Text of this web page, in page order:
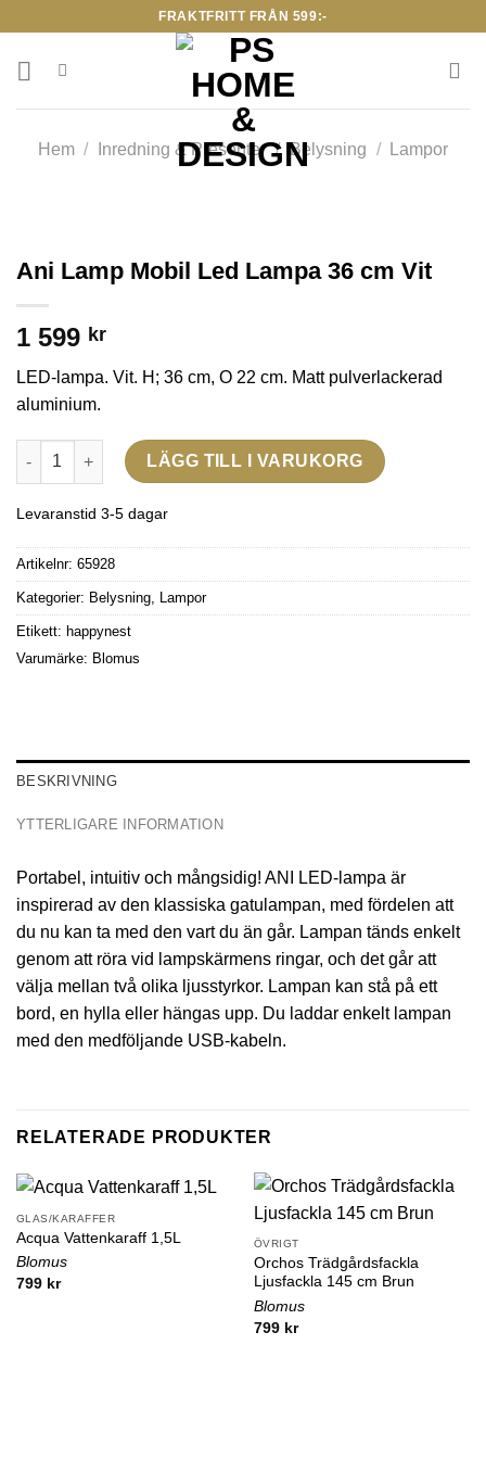
content
FRAKTFRITT FRÅN 599:-
Hem / Inredning & Presenter / Belysning / Lampor
Ani Lamp Mobil Led Lampa 36 cm Vit
1 599 kr
LED-lampa. Vit. H; 36 cm, O 22 cm. Matt pulverlackerad
aluminium.
Ani Lamp Mobil Led Lampa 36 cm Vit mängd
LÄGG TILL I VARUKORG
Levaranstid 3-5 dagar
Artikelnr: 65928
Kategorier: Belysning, Lampor
Etikett: happynest
Varumärke: Blomus
BESKRIVNING
YTTERLIGARE INFORMATION
Portabel, intuitiv och mångsidig! ANI LED-lampa är
inspirerad av den klassiska gatulampan, med fördelen att
du nu kan ta med den vart du än går. Lampan tänds enkelt
genom att röra vid lampskärmens ringar, och det går att
välja mellan två olika ljusstyrkor. Lampan kan stå på ett
bord, en hylla eller hängas upp. Du laddar enkelt lampan
med den medföljande USB-kabeln.
RELATERADE PRODUKTER
GLAS/KARAFFER
Acqua Vattenkaraff 1,5L
Blomus
799 kr
ÖVRIGT
Orchos Trädgårdsfackla
Ljusfackla 145 cm Brun
Blomus
799 kr